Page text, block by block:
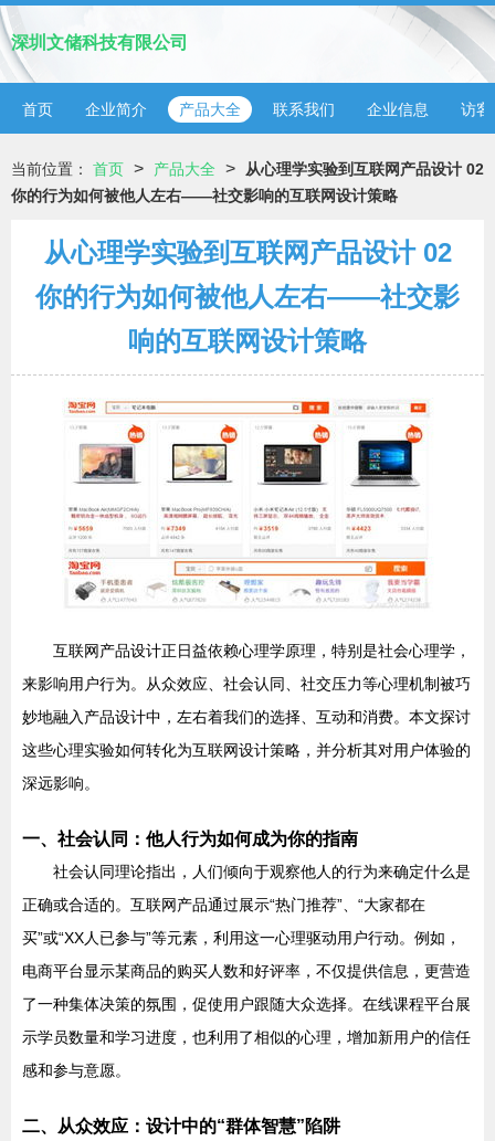
深圳文储科技有限公司
首页 企业简介 产品大全 联系我们 企业信息 访客
当前位置： 首页 > 产品大全 >
从心理学实验到互联网产品设计 02
你的行为如何被他人左右——社交影响的互联网设计策略
从心理学实验到互联网产品设计 02
你的行为如何被他人左右——社交影
响的互联网设计策略
互联网产品设计正日益依赖心理学原理，特别是社会心理学，
来影响用户行为。从众效应、社会认同、社交压力等心理机制被巧
妙地融入产品设计中，左右着我们的选择、互动和消费。本文探讨
这些心理实验如何转化为互联网设计策略，并分析其对用户体验的
深远影响。
一、社会认同：他人行为如何成为你的指南
社会认同理论指出，人们倾向于观察他人的行为来确定什么是
正确或合适的。互联网产品通过展示“热门推荐”、“大家都在
买”或“XX人已参与”等元素，利用这一心理驱动用户行动。例如，
电商平台显示某商品的购买人数和好评率，不仅提供信息，更营造
了一种集体决策的氛围，促使用户跟随大众选择。在线课程平台展
示学员数量和学习进度，也利用了相似的心理，增加新用户的信任
感和参与意愿。
二、从众效应：设计中的“群体智慧”陷阱